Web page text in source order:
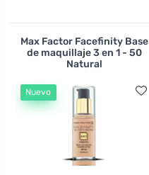
Max Factor Facefinity Base
de maquillaje 3 en 1 - 50
Natural
Nuevo